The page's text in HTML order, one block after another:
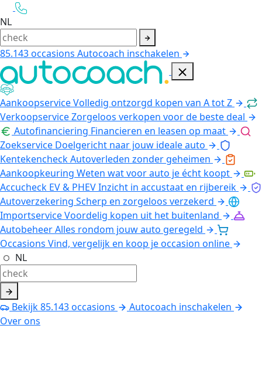
NL
85.143occasions Autocoach inschakelen
AankoopserviceVolledig ontzorgd kopen van A tot Z
VerkoopserviceZorgeloos verkopen voor de beste deal
Autofinanciering Financieren en leasen op maat
Zoekservice Doelgericht naar jouw ideale auto
KentekencheckAutoverleden zonder geheimen
Aankoopkeuring Weten wat voor auto je écht koopt
Accucheck EV & PHEVInzicht in accustaat en rijbereik
Autoverzekering Scherp en zorgeloos verzekerd
ImportserviceVoordelig kopen uit het buitenland
AutobeheerAlles rondom jouw auto geregeld
Occasions Vind, vergelijk en koop je occasion online
NL
Bekijk85.143occasions
Autocoach inschakelen
Over ons